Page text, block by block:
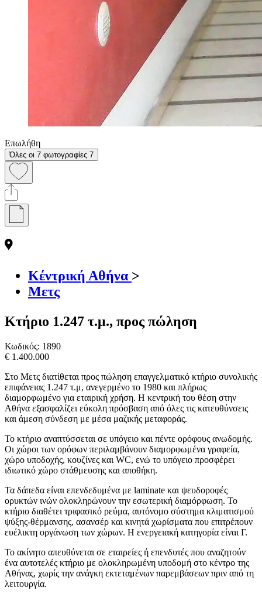
Επωλήθη
Όλες οι 7 φωτογραφίες 7
Κέντρική Αθήνα >
Μετς
Κτήριο 1.247 τ.μ., προς πώληση
Κωδικός: 1890
€ 1.400.000
Στο Μετς διατίθεται προς πώληση επαγγελματικό κτήριο συνολικής
επιφάνειας 1.247 τ.μ, ανεγερμένο το 1980 και πλήρως
διαμορφωμένο για εταιρική χρήση. Η κεντρική του θέση στην
Αθήνα εξασφαλίζει εύκολη πρόσβαση από όλες τις κατευθύνσεις
και άμεση σύνδεση με μέσα μαζικής μεταφοράς.
Το κτήριο αναπτύσσεται σε υπόγειο και πέντε ορόφους ανωδομής.
Οι χώροι των ορόφων περιλαμβάνουν διαμορφωμένα γραφεία,
χώρο υποδοχής, κουζίνες και WC, ενώ το υπόγειο προσφέρει
ιδιωτικό χώρο στάθμευσης και αποθήκη.
Τα δάπεδα είναι επενδεδυμένα με laminate και ψευδοροφές
ορυκτών ινών ολοκληρώνουν την εσωτερική διαμόρφωση. Το
κτήριο διαθέτει τριφασικό ρεύμα, αυτόνομο σύστημα κλιματισμού
ψύξης-θέρμανσης, ασανσέρ και κινητά χωρίσματα που επιτρέπουν
ευέλικτη οργάνωση των χώρων. Η ενεργειακή κατηγορία είναι Γ.
Το ακίνητο απευθύνεται σε εταιρείες ή επενδυτές που αναζητούν
ένα αυτοτελές κτήριο με ολοκληρωμένη υποδομή στο κέντρο της
Αθήνας, χωρίς την ανάγκη εκτεταμένων παρεμβάσεων πριν από τη
λειτουργία.